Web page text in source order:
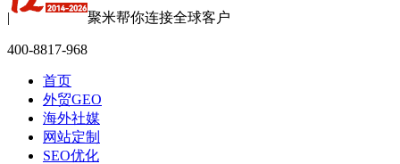
| 聚米帮你连接全球客户
400-8817-968
首页
外贸GEO
海外社媒
网站定制
SEO优化